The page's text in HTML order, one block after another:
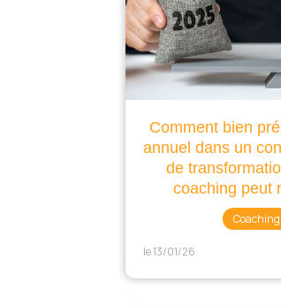
Comment bien
annuel dans un
de
coaching peut
le 13/01/26